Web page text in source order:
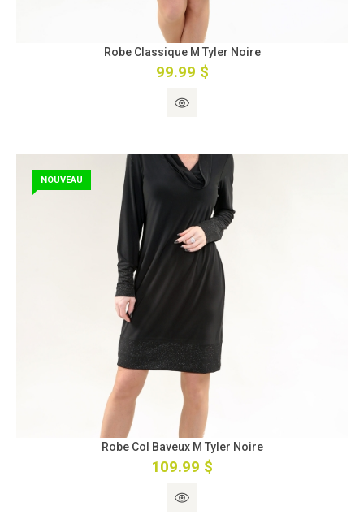
Robe Classique M Tyler Noire
99.99 $
NOUVEAU
Robe Col Baveux M Tyler Noire
109.99 $